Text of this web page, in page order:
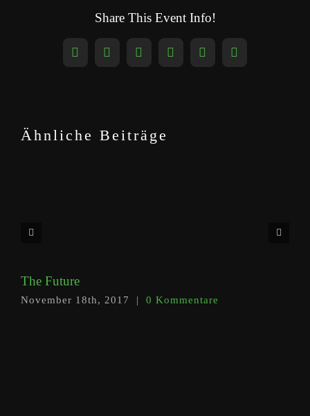
Share This Event Info!
Facebook
X RedditLinkedInWhatsAppPinterest
Ähnliche Beiträge
The Future
November 18th, 2017 | 0 Kommentare